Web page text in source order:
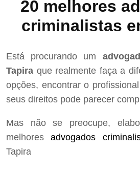
20 melhores
criminalistas
Está procurando um
Tapira que realmente faça a
opções, encontrar o
seus direitos pode parecer
Mas não se preocupe,
melhoresadvogados
Tapira